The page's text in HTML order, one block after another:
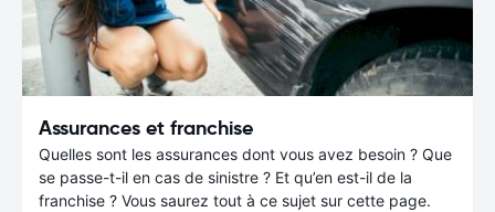
Assurances et franchise
Quelles sont les assurances dont vous avez besoin ? Que
se passe-t-il en cas de sinistre ? Et qu’en est-il de la
franchise ? Vous saurez tout à ce sujet sur cette page.